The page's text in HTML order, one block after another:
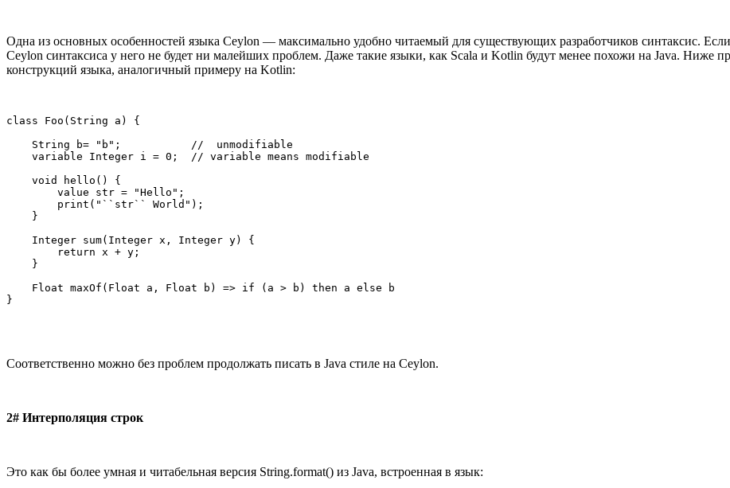
Одна из основных особенностей языка Ceylon — максимально удобно читаемый для существующих разработчиков синтаксис.
Ceylon синтаксиса у него не будет ни малейших проблем. Даже такие языки, как Scala и Kotlin будут менее похожи на Java. Ниже
конструкций языка, аналогичный примеру на Kotlin:
class Foo(String a) {
    String b= "b";           //  unmodifiable
    variable Integer i = 0;  // variable means modifiable
    void hello() {
        value str = "Hello";
        print("``str`` World");
    }
    Integer sum(Integer x, Integer y) {
        return x + y;
    }
    Float maxOf(Float a, Float b) => if (a > b) then a else b
}
Соответственно можно без проблем продолжать писать в Java стиле на Ceylon.
2# Интерполяция строк
Это как бы более умная и читабельная версия String.format() из Java, встроенная в язык: